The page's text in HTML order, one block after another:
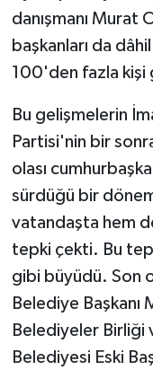
danışmanı Murat
başkanları da
100'den fazla kişi
Bu gelişmelerin
Partisi'nin bir
olası
sürdüğü bir
vatandaşta hem
tepki çekti. Bu
gibi büyüdü. Son
Belediye
Belediyeler Birliği
Belediyesi Eski